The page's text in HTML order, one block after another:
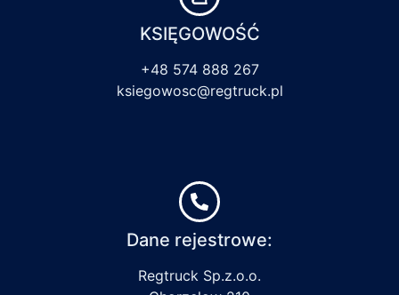
KSIĘGOWOŚĆ
+48 574 888 267
ksiegowosc@regtruck.pl
Dane rejestrowe:
Regtruck Sp.z.o.o.